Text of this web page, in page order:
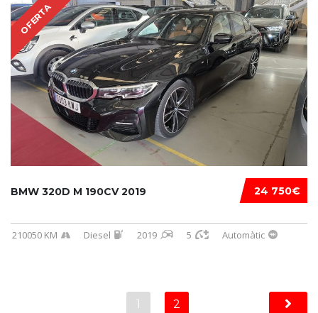
OFERTA
24 750€
BMW 320D M 190CV 2019
210050 KM Diesel 2019 5 Automàtic
1 2